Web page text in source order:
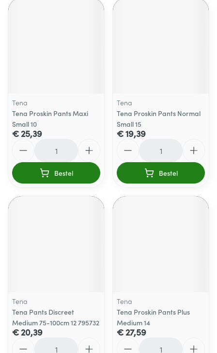
Tena
Tena Proskin Pants Maxi
Small 10
€ 25,39
Bestel
Tena
Tena Proskin Pants Normal
Small 15
€ 19,39
Bestel
Tena
Tena Pants Discreet
Medium 75-100cm 12 795732
€ 20,39
Tena
Tena Proskin Pants Plus
Medium 14
€ 27,59